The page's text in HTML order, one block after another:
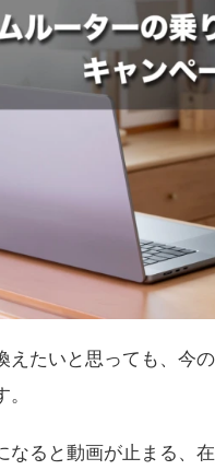
えたいと思っても、今
なると動画が止まる、